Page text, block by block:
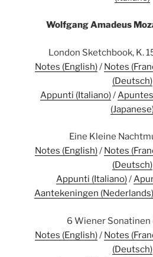
Wolfgang Amadeus
London Sketchbook, K.
Notes (English)/ Notes
(Deutsch)
Appunti (Italiano)/
Eine Kleine
Notes (English)/ Notes
(Deutsch)
Appunti (Italiano)/
Aantekeningen (Nederlands)
6 Wiener Sonatinen
Notes (English)/ Notes
(Deutsch)